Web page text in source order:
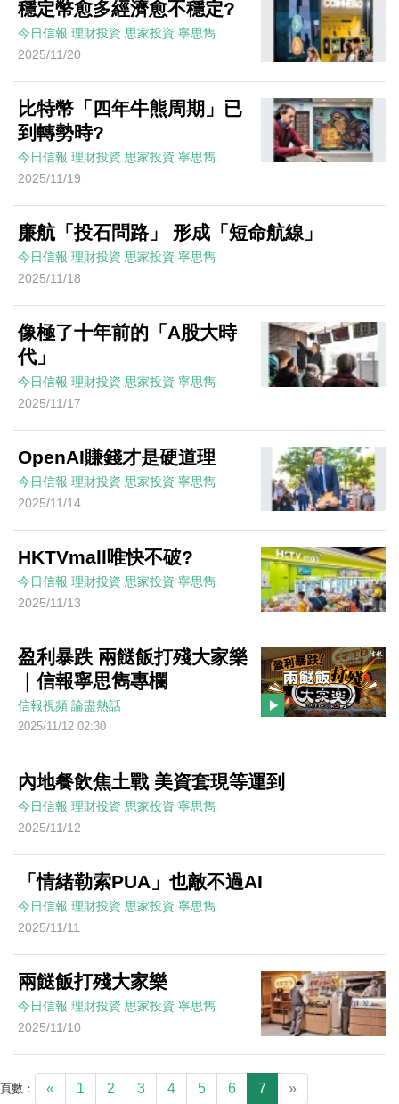
穩定幣愈多經濟愈不穩定?
今日信報 理財投資 思家投資 寧思雋
2025/11/20
比特幣「四年牛熊周期」已
到轉勢時?
今日信報 理財投資 思家投資 寧思雋
2025/11/19
廉航「投石問路」 形成「短命航線」
今日信報 理財投資 思家投資 寧思雋
2025/11/18
像極了十年前的「A股大時
代」
今日信報 理財投資 思家投資 寧思雋
2025/11/17
OpenAI賺錢才是硬道理
今日信報 理財投資 思家投資 寧思雋
2025/11/14
HKTVmall唯快不破?
今日信報 理財投資 思家投資 寧思雋
2025/11/13
盈利暴跌 兩餸飯打殘大家樂
｜信報寧思雋專欄
信報視頻 論盡熱話
2025/11/12 02:30
內地餐飲焦土戰 美資套現等運到
今日信報 理財投資 思家投資 寧思雋
2025/11/12
「情緒勒索PUA」也敵不過AI
今日信報 理財投資 思家投資 寧思雋
2025/11/11
兩餸飯打殘大家樂
今日信報 理財投資 思家投資 寧思雋
2025/11/10
頁數： « 1 2 3 4 5 6 7 »